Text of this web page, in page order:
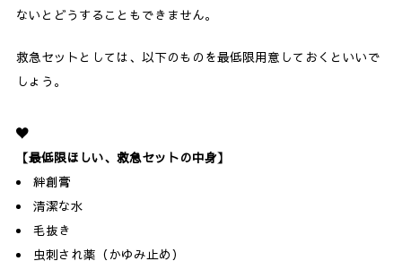
ないとどうすることもできません。
救急セットとしては、以下のものを最低限用意しておくといいで
しょう。
【最低限ほしい、救急セットの中身】
絆創膏
清潔な水
毛抜き
虫刺され薬（かゆみ止め）